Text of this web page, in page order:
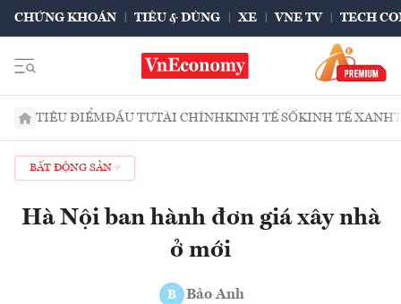
CHỨNG KHOÁN TIÊU & DÙNG XE VNE TV TECH
TIÊU ĐIỂMĐẦU TƯTÀI CHÍNHKINH TẾ SỐKINH TẾ XANH
BẤT ĐỘNG SẢN
Hà Nội ban hành đơn giá xây nhà
ở mới
B Bảo Anh